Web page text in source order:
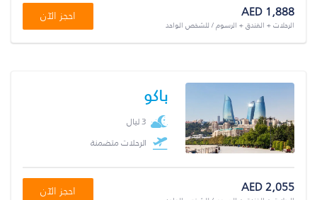
AED 1,888
الرحلات + الفندق + الرسوم / للشخص الواحد
احجز الآن
باكو
3 ليال
الرحلات متضمنة
AED 2,055 احجز الآن